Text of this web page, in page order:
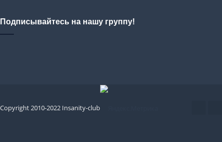
Подписывайтесь на нашу группу!
Copyright 2010-2022 Insanity-club